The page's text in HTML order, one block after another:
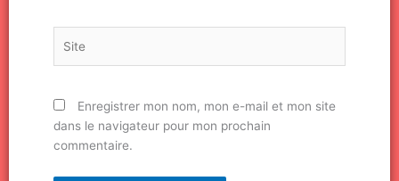
Enregistrer mon nom, mon e-mail et mon site
dans le navigateur pour mon prochain
commentaire.